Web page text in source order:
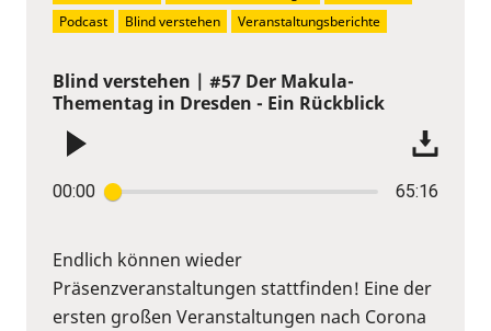
Blind verstehen | #57 Der Makula-
Thementag in Dresden - Ein Rückblick
00:00 65:16
Endlich können wieder
Präsenzveranstaltungen stattfinden! Eine der
ersten großen Veranstaltungen nach Corona
Podcast
Blind verstehen Veranstaltungsberichte